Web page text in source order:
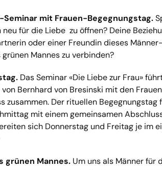
Seminar mit Frauen-Begegnungstag.
neu für die Liebe zu öffnen? Deine
oder einer Freundin dieses
Mannes zu verbinden?
Das Seminar «Die Liebe zur Frau»
Bernhard von Bresinski mit den
zusammen. Der rituellen
mit einem gemeinsamen
sich Donnerstag und Freitag je im
grünen Mannes. Um uns als Männer für